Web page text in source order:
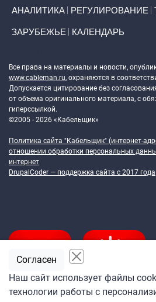
АНАЛИТИКА РЕГУЛИРОВАНИЕ
ЗАРУБЕЖЬЕ КАЛЕНДАРЬ
Все права на материалы и новости,
www.cableman.ru, охраняются в
Допускается цитирование без
от объема оригинального материала, с
гиперссылкой.
©2005 - 2026 «Кабельщик»
Политика сайта "Кабельщик" (интернет-
отношении обработки персональных
интернет
DrupalCoder — поддержка сайта c 2017 года
Наш сайт использует файлы
технологии работы с
Согласен